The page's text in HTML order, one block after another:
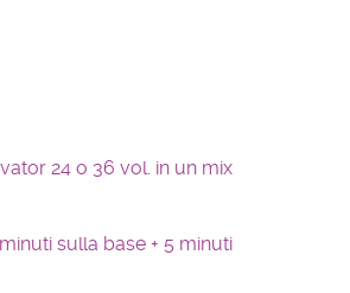
24 o 36 vol. in un mix
sulla base + 5 minuti